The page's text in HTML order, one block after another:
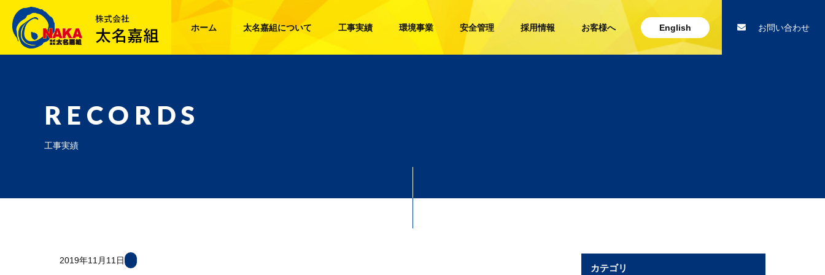
ホーム 太名嘉組について 工事実績 環境事業 安全管理 採用情報 お客様へ English お問い合わせ
RECORDS
工事実績
2019年11月11日
カテゴリ